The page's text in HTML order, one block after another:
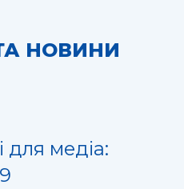
НОВИНИ
для медіа: